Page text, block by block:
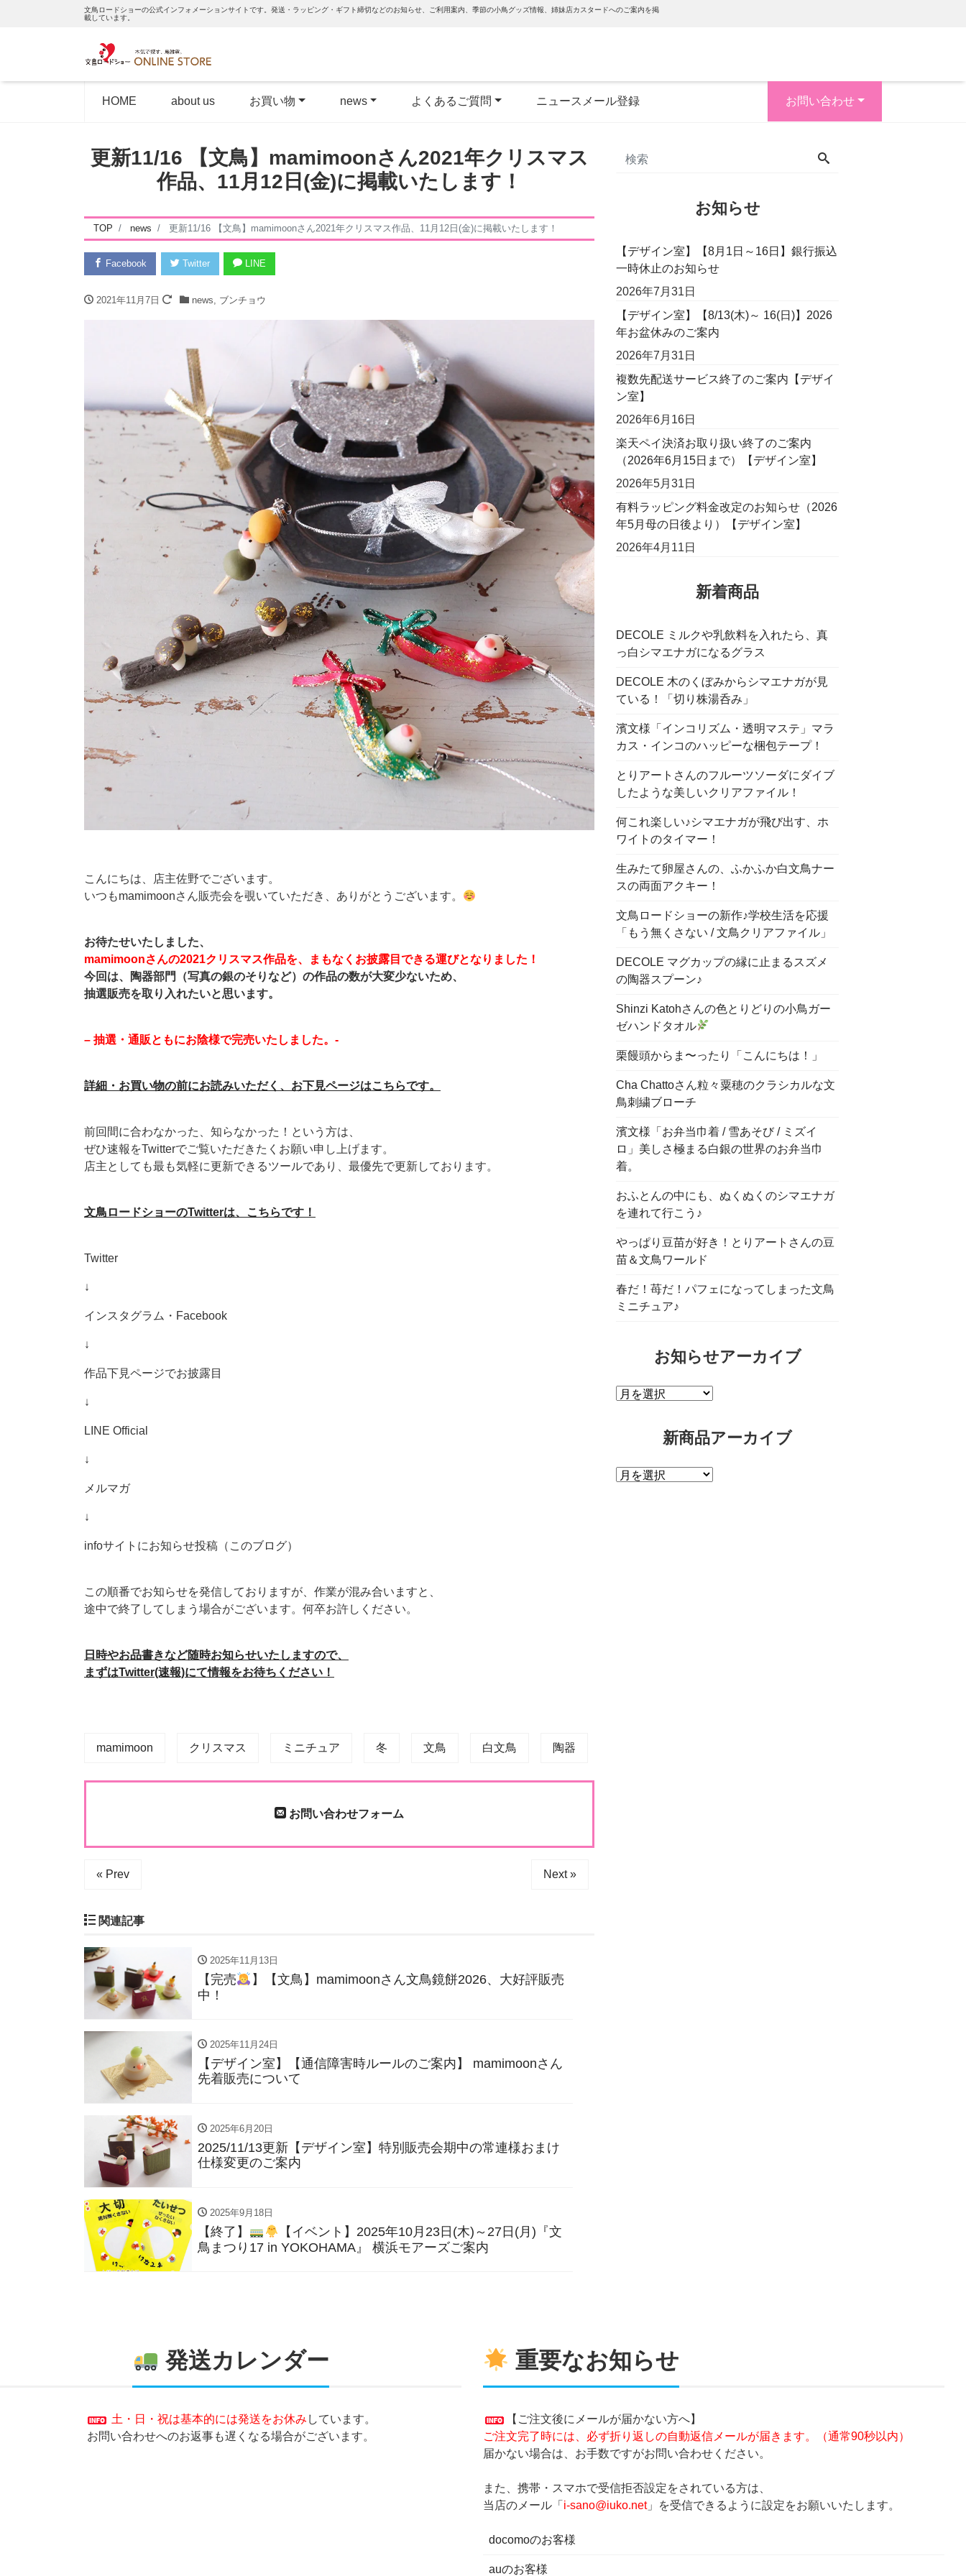
文鳥ロードショーの公式インフォメーションサイトです。発送・ラッピング・ギフト締切などのお知らせ、ご利用案内、季節の小鳥グッズ情報、姉妹店カスタードへのご案内を掲
載しています。
HOME about us お買い物 news よくあるご質問 ニュースメール登録 お問い合わせ
更新11/16 【文鳥】mamimoonさん2021年クリスマス
作品、11月12日(金)に掲載いたします！
TOP news 更新11/16 【文鳥】mamimoonさん2021年クリスマス作品、11月12日(金)に掲載いたします！
Facebook Twitter LINE
2021年11月7日 news, ブンチョウ
こんにちは、店主佐野でございます。
いつもmamimoonさん販売会を覗いていただき、ありがとうございます。
お待たせいたしました、
mamimoonさんの2021クリスマス作品を、まもなくお披露目できる運びとなりました！
今回は、陶器部門（写真の銀のそりなど）の作品の数が大変少ないため、
抽選販売を取り入れたいと思います。
– 抽選・通販ともにお陰様で完売いたしました。-
詳細・お買い物の前にお読みいただく、お下見ページはこちらです。
前回間に合わなかった、知らなかった！という方は、
ぜひ速報をTwitterでご覧いただきたくお願い申し上げます。
店主としても最も気軽に更新できるツールであり、最優先で更新しております。
文鳥ロードショーのTwitterは、こちらです！
Twitter
↓
インスタグラム・Facebook
↓
作品下見ページでお披露目
↓
LINE Official
↓
メルマガ
↓
infoサイトにお知らせ投稿（このブログ）
この順番でお知らせを発信しておりますが、作業が混み合いますと、
途中で終了してしまう場合がございます。何卒お許しください。
日時やお品書きなど随時お知らせいたしますので、
まずはTwitter(速報)にて情報をお待ちください！
mamimoon クリスマス ミニチュア 冬 文鳥 白文鳥 陶器
お問い合わせフォーム
« Prev Next »
関連記事
2025年11月13日
【完売
】【文鳥】mamimoonさん文鳥鏡餅2026、大好評販売
中！
2025年11月24日
【デザイン室】【通信障害時ルールのご案内】 mamimoonさん
先着販売について
2025年6月20日
2025/11/13更新【デザイン室】特別販売会期中の常連様おまけ
仕様変更のご案内
2025年9月18日
【終了】
【イベント】2025年10月23日(木)～27日(月)『文
鳥まつり17 in YOKOHAMA』 横浜モアーズご案内
お知らせ
【デザイン室】【8月1日～16日】銀行振込
一時休止のお知らせ
2026年7月31日
【デザイン室】【8/13(木)～ 16(日)】2026
年お盆休みのご案内
2026年7月31日
複数先配送サービス終了のご案内【デザイ
ン室】
2026年6月16日
楽天ペイ決済お取り扱い終了のご案内
（2026年6月15日まで）【デザイン室】
2026年5月31日
有料ラッピング料金改定のお知らせ（2026
年5月母の日後より）【デザイン室】
2026年4月11日
新着商品
DECOLE ミルクや乳飲料を入れたら、真
っ白シマエナガになるグラス
DECOLE 木のくぼみからシマエナガが見
ている！「切り株湯呑み」
濱文様「インコリズム・透明マステ」マラ
カス・インコのハッピーな梱包テープ！
とりアートさんのフルーツソーダにダイブ
したような美しいクリアファイル！
何これ楽しい♪シマエナガが飛び出す、ホ
ワイトのタイマー！
生みたて卵屋さんの、ふかふか白文鳥ナー
スの両面アクキー！
文鳥ロードショーの新作♪学校生活を応援
「もう無くさない / 文鳥クリアファイル」
DECOLE マグカップの縁に止まるスズメ
の陶器スプーン♪
Shinzi Katohさんの色とりどりの小鳥ガー
ゼハンドタオル
栗饅頭からま〜ったり「こんにちは！」
Cha Chattoさん粒々粟穂のクラシカルな文
鳥刺繍ブローチ
濱文様「お弁当巾着 / 雪あそび / ミズイ
ロ」美しさ極まる白銀の世界のお弁当巾
着。
おふとんの中にも、ぬくぬくのシマエナガ
を連れて行こう♪
やっぱり豆苗が好き！とりアートさんの豆
苗＆文鳥ワールド
春だ！苺だ！パフェになってしまった文鳥
ミニチュア♪
お知らせアーカイブ
新商品アーカイブ
発送カレンダー
土・日・祝は基本的には発送をお休み しています。
お問い合わせへのお返事も遅くなる場合がございます。
重要なお知らせ
【ご注文後にメールが届かない方へ】
ご注文完了時には、必ず折り返しの自動返信メールが届きます。（通常90秒以内）
届かない場合は、お手数ですがお問い合わせください。
また、携帯・スマホで受信拒否設定をされている方は、
当店のメール「 i-sano@iuko.net」を受信できるように設定をお願いいたします。
docomoのお客様
auのお客様